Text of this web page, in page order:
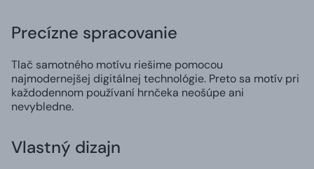
Precízne spracovanie
Tlač samotného motívu riešime pomocou
najmodernejšej digitálnej technológie. Preto sa motív pri
každodennom používaní hrnčeka neošúpe ani
nevybledne.
Vlastný dizajn